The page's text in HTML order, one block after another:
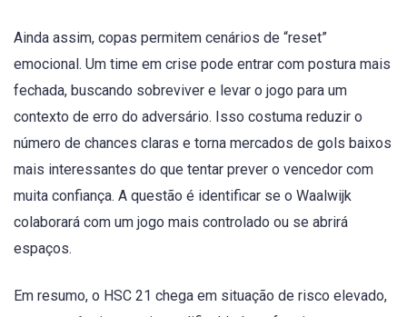
Ainda assim, copas permitem cenários de “reset”
emocional. Um time em crise pode entrar com postura mais
fechada, buscando sobreviver e levar o jogo para um
contexto de erro do adversário. Isso costuma reduzir o
número de chances claras e torna mercados de gols baixos
mais interessantes do que tentar prever o vencedor com
muita confiança. A questão é identificar se o Waalwijk
colaborará com um jogo mais controlado ou se abrirá
espaços.
Em resumo, o HSC 21 chega em situação de risco elevado,